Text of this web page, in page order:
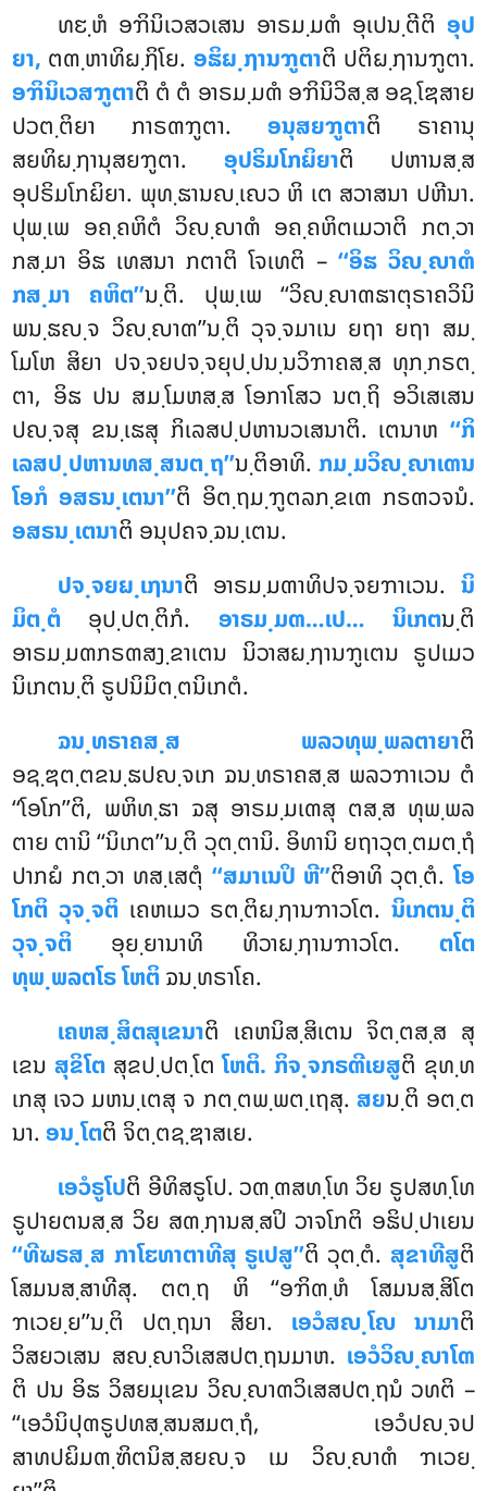
ທຬ຺ຫໍ ອຠິນິເວສວເສນ ອາຣມ຺ມຓໍ ອຸເປນ຺ຕີຕິ ອຸປ
ຍາ, ຕຓ຺ຫາທິຏ຺ຐິໂຍ. ອຘິຏ຺ຐານຠູຕາຕິ ປຕິຏ຺ຐານຠູຕາ.
ອຠິນິເວສຠູຕາຕິ ຕໍ ຕໍ ອາຣມ຺ມຓໍ ອຠິນິວິສ຺ສ ອຊ຺ໂຌສາຍ
ປວຕ຺ຕິຍາ ກາຣຓຠູຕາ. ອນຸສຍຠູຕາຕິ ຣາຄານຸ
ສຍທິຏ຺ຐານຸສຍຠູຕາ. ອຸປຣິມໂກຏິຍາຕິ ປຫານສ຺ສ
ອຸປຣິມໂກຏິຍາ. ພຸທ຺ຘານຎ຺ເຎວ ຫິ ເຕ ສວາສນາ ປຫີນາ.
ປຸພ຺ເພ ອຄ຺ຄຫິຕໍ ວິຎ຺ຎາຓໍ ອຄ຺ຄຫິຕເມວາຕິ ກຕ຺ວາ
ກສ຺ມາ ອິຘ ເທສນາ ກຕາຕິ ໂຈເທຕິ – ‘‘ອິຘ ວິຎ຺ຎາຓໍ
ກສ຺ມາ ຄຫິຕ’’ນ຺ຕິ. ປຸພ຺ເພ ‘‘ວິຎ຺ຎາຓຘາຕຸຣາຄວິນິ
ພນ຺ຘຎ຺ຈ ວິຎ຺ຎາຓ’’ນ຺ຕິ ວຸຈ຺ຈມາເນ ຍຖາ ຍຖາ ສມ຺
ໂມໂຫ ສິຍາ ປຈ຺ຈຍປຈ຺ຈຍຸປ຺ປນ຺ນວິຠາຄສ຺ສ ທຸກ຺ກຣຕ຺
ຕາ, ອິຘ ປນ ສມ຺ໂມຫສ຺ສ ໂອກາໂສວ ນຕ຺ຖິ ອວິເສເສນ
ປຎ຺ຈສຸ ຂນ຺ເຘສຸ ກິເລສປ຺ປຫານວເສນາຕິ. ເຕນາຫ ‘‘ກິ
ເລສປ຺ປຫານທສ຺ສນຕ຺ຖ’’ນ຺ຕິອາທິ. ກມ຺ມວິຎ຺ຎາເຓນ
ໂອກໍ ອສຣນ຺ເຕນາ’’ຕິ ອິຕ຺ຖມ຺ຠູຕລກ຺ຂເຓ ກຣຓວຈນໍ.
ອສຣນ຺ເຕນາຕິ ອນຸປຄຈ຺ຉນ຺ເຕນ.
ປຈ຺ຈຍຏ຺ເຐນາຕິ ອາຣມ຺ມຓາທິປຈ຺ຈຍຠາເວນ. ນິ
ມິຕ຺ຕໍ ອຸປ຺ປຕ຺ຕິກໍ. ອາຣມ຺ມຓ…ເປ… ນິເກຕນ຺ຕິ
ອາຣມ຺ມຓກຣຓສງ຺ຂາເຕນ ນິວາສຏ຺ຐານຠູເຕນ ຣູປເມວ
ນິເກຕນ຺ຕິ ຣູປນິມິຕ຺ຕນິເກຕໍ.
ຉນ຺ທຣາຄສ຺ສ ພລວທຸພ຺ພລຕາຍາຕິ
ອຊ຺ຌຕ຺ຕຂນ຺ຘປຎ຺ຈເກ ຉນ຺ທຣາຄສ຺ສ ພລວຠາເວນ ຕໍ
‘‘ໂອໂກ’’ຕິ, ພຫິທ຺ຘາ ຉສຸ ອາຣມ຺ມເຓສຸ ຕສ຺ສ ທຸພ຺ພລ
ຕາຍ ຕານິ ‘‘ນິເກຕ’’ນ຺ຕິ ວຸຕ຺ຕານິ. ອິທານິ ຍຖາວຸຕ຺ຕມຕ຺ຖໍ
ປາກຏໍ ກຕ຺ວາ ທສ຺ເສຕຸໍ ‘‘ສມາເນປິ ຫີ’’ຕິອາທິ ວຸຕ຺ຕໍ.ໂອ
ໂກຕິ ວຸຈ຺ຈຕິເຄຫເມວ ຣຕ຺ຕິຏ຺ຐານຠາວໂຕ. ນິເກຕນ຺ຕິ
ວຸຈ຺ຈຕິ ອຸຍ຺ຍານາທິ ທິວາຏ຺ຐານຠາວໂຕ. ຕໂຕ
ທຸພ຺ພລຕໂຣ ໂຫຕິຉນ຺ທຣາໂຄ.
ເຄຫສ຺ສິຕສຸເຂນາຕິ ເຄຫນິສ຺ສິເຕນ ຈິຕ຺ຕສ຺ສ ສຸ
ເຂນ ສຸຂິໂຕສຸຂປ຺ປຕ຺ໂຕໂຫຕິ. ກິຈ຺ຈກຣຓີເຍສູຕິ ຂຸທ຺ທ
ເກສຸ ເຈວ ມຫນ຺ເຕສຸ ຈ ກຕ຺ຕພ຺ພຕ຺ເຖສຸ. ສຍນ຺ຕິ ອຕ຺ຕ
ນາ. ອນ຺ໂຕຕິ ຈິຕ຺ຕຊ຺ຌາສເຍ.
ເອວໍຣູໂປຕິ ອີທິສຣູໂປ. ວຓ຺ຓສທ຺ໂທ ວິຍ ຣູປສທ຺ໂທ
ຣູປາຍຕນສ຺ສ ວິຍ ສຓ຺ຐານສ຺ສປິ ວາຈໂກຕິ ອຘິປ຺ປາເຍນ
‘‘ທີຆຣສ຺ສ ກາໂຬທາຕາທີສຸ ຣູເປສູ’’ຕິ ວຸຕ຺ຕໍ. ສຸຂາທີສູຕິ
ໂສມນສ຺ສາທີສຸ. ຕຕ຺ຖ ຫິ ‘‘ອຠິຓ຺ຫໍ ໂສມນສ຺ສິໂຕ
ຠເວຍ຺ຍ’’ນ຺ຕິ ປຕ຺ຖນາ ສິຍາ. ເອວໍສຎ຺ໂຎ ນາມາຕິ
ວິສຍວເສນ ສຎ຺ຎາວິເສສປຕ຺ຖນມາຫ. ເອວໍວິຎ຺ຎາໂຓ
ຕິ ປນ ອິຘ ວິສຍມຸເຂນ ວິຎ຺ຎາຓວິເສສປຕ຺ຖນໍ ວທຕິ –
‘‘ເອວໍນິປຸຓຣູປທສ຺ສນສມຕ຺ຖໍ, ເອວໍປຎ຺ຈປ
ສາທປຏິມຓ຺ຑິຕນິສ຺ສຍຎ຺ຈ ເມ ວິຎ຺ຎາຓໍ ຠເວຍ຺